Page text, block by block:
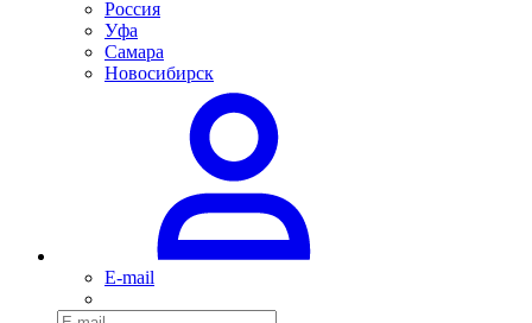
Россия
Уфа
Самара
Новосибирск
E-mail